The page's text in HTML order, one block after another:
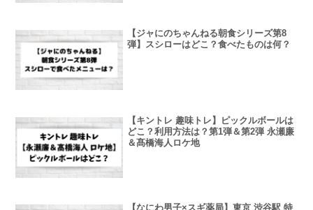
【ジャにのちゃんねる朝食シリーズ第8
弾】スシローはどこ？食べたものは何？
【キントレ 趣味トレ】ピックルボールは
どこ？利用方法は？第1弾＆第2弾 永瀬廉
＆髙橋海人ロケ地
【なにわ男子×スギ薬局】東京 渋谷駅 特